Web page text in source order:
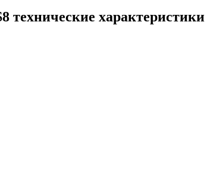
технические характеристики